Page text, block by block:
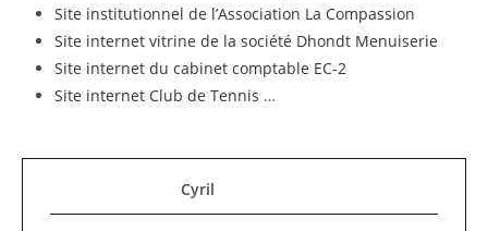
Site institutionnel de l’Association La Compassion
Site internet vitrine de la société Dhondt Menuiserie
Site internet du cabinet comptable EC-2
Site internet Club de Tennis …
Cyril